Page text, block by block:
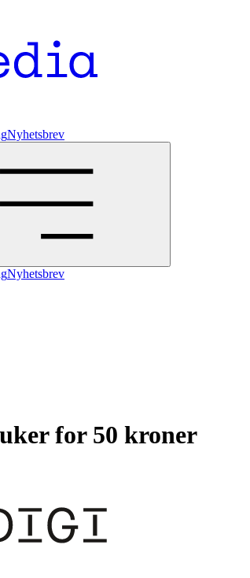
Nyhetsbrev
Nyhetsbrev
for 50 kroner